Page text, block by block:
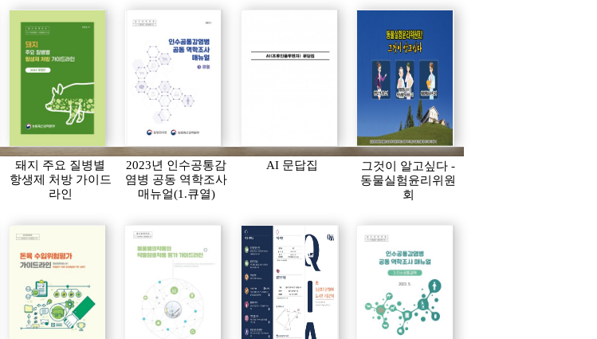
돼지 주요 질병별
항생제 처방 가이드
라인
2023년 인수공통감
염병 공동 역학조사
매뉴얼(1.큐열)
AI 문답집
그것이 알고싶다 -
동물실험윤리위원
회